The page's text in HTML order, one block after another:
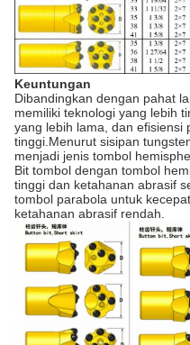
Keuntungan
Dibandingkan dengan pahat
memiliki teknologi yang lebih
yang lebih lama, dan efisiensi
tinggi.Menurut sisipan
menjadi jenis tombol
Bit tombol dengan tombol
tinggi dan ketahanan abrasif
tombol parabola untuk
ketahanan abrasif rendah.